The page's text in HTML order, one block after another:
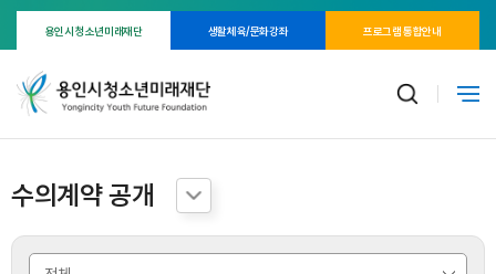
용인시 청소년미래재단 생활체육/문화강좌 프로그램 통합안내
수의계약 공개